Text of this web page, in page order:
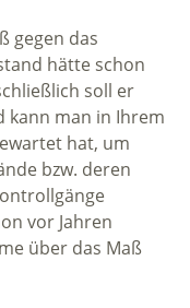
gegen das
hätte schon
soll er
kann man in Ihrem
hat, um
bzw. deren
vor Jahren
über das Maß